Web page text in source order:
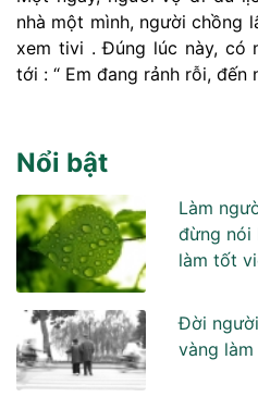
nhà một mình, người chồng
xem tivi . Đúng lúc này, có
tới : “ Em đang rảnh rỗi, đến
Nổi bật
Làm
đừng nói
làm tốt
Đời
vàng làm